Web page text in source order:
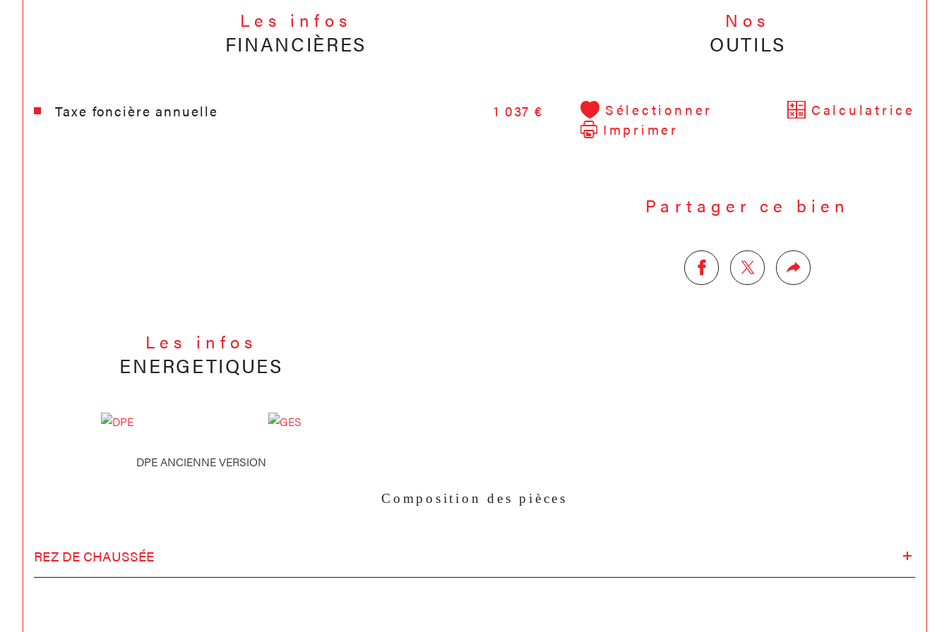
Les infos
FINANCIÈRES
Taxe foncière annuelle 1 037 €
Nos
OUTILS
Sélectionner
Calculatrice
Imprimer
Partager ce bien
Les infos
ENERGETIQUES
DPE ANCIENNE VERSION
Composition des pièces
REZ DE CHAUSSÉE